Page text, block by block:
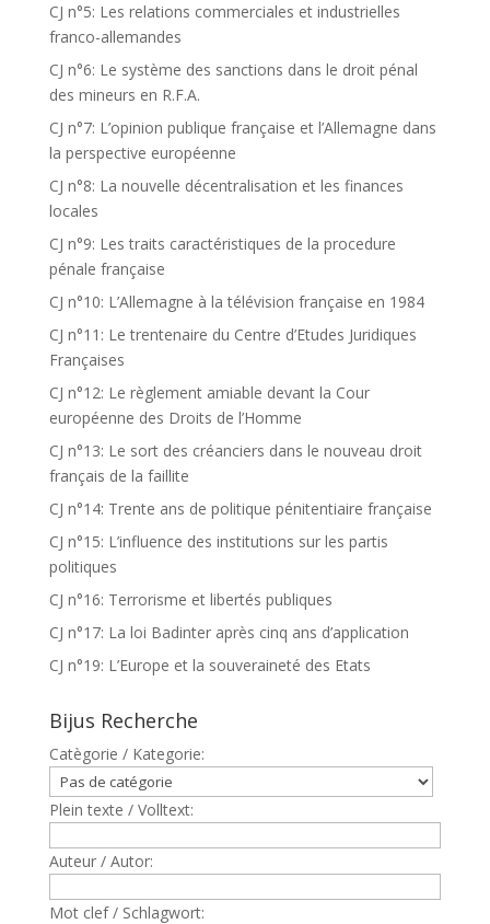
CJ n°5: Les relations commerciales et industrielles
franco-allemandes
CJ n°6: Le système des sanctions dans le droit pénal
des mineurs en R.F.A.
CJ n°7: L’opinion publique française et l’Allemagne dans
la perspective européenne
CJ n°8: La nouvelle décentralisation et les finances
locales
CJ n°9: Les traits caractéristiques de la procedure
pénale française
CJ n°10: L’Allemagne à la télévision française en 1984
CJ n°11: Le trentenaire du Centre d’Etudes Juridiques
Françaises
CJ n°12: Le règlement amiable devant la Cour
européenne des Droits de l’Homme
CJ n°13: Le sort des créanciers dans le nouveau droit
français de la faillite
CJ n°14: Trente ans de politique pénitentiaire française
CJ n°15: L’influence des institutions sur les partis
politiques
CJ n°16: Terrorisme et libertés publiques
CJ n°17: La loi Badinter après cinq ans d’application
CJ n°19: L’Europe et la souveraineté des Etats
Bijus Recherche
Catègorie / Kategorie:
Plein texte / Volltext:
Auteur / Autor:
Mot clef / Schlagwort: